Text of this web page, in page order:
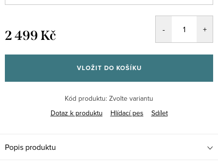
2 499 Kč
cena:
VLOŽIT DO KOŠÍKU
Kód produktu: Zvolte variantu
Dotaz k produktu
Hlídací pes Sdílet
Popis produktu